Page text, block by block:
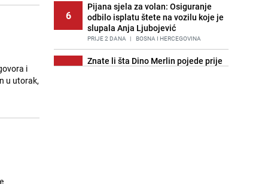
i
u utorak,
6
Pijana sjela za volan: Osiguranje
odbilo isplatu štete na vozilu koje je
slupala Anja Ljubojević
PRIJE 2 DANA | BOSNA I HERCEGOVINA
7
Znate li šta Dino Merlin pojede prije